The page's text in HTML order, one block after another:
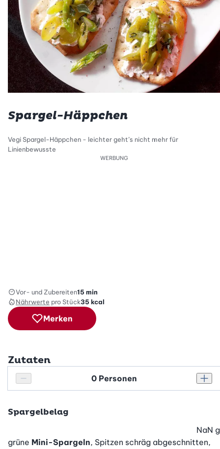
Spargel-Häppchen
Vegi Spargel-Häppchen - leichter geht’s nicht mehr für
Linienbewusste
WERBUNG
Vor- und Zubereiten15 min
Nährwerte pro Stück35 kcal
Merken
Zutaten
Personenanzahl verringern
Personenanzahl
Spargelbelag
grüne Mini-Spargeln, Spitzen schräg abgeschnitten,
NaN g